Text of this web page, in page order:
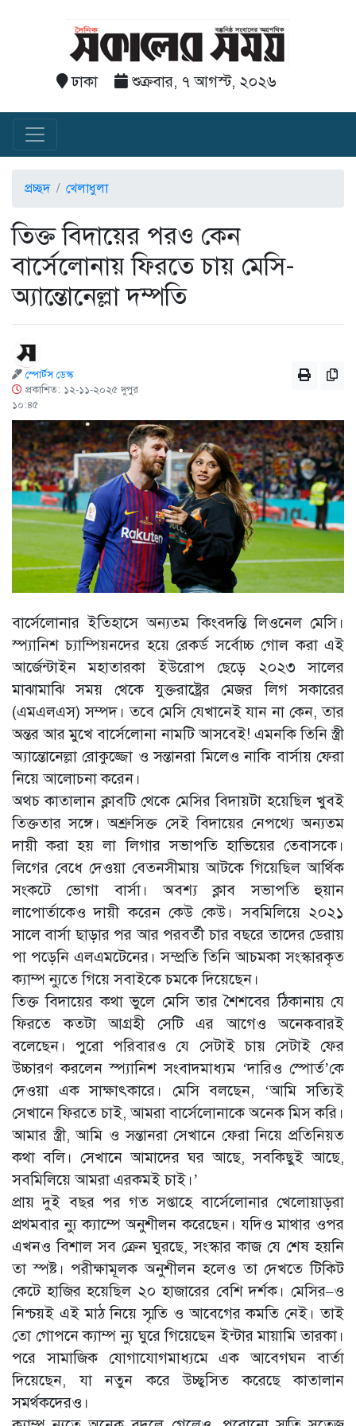
ঢাকা শুক্রবার, ৭ আগস্ট, ২০২৬
প্রচ্ছদ খেলাধুলা
তিক্ত বিদায়ের পরও কেন
বার্সেলোনায় ফিরতে চায় মেসি-
অ্যান্তোনেল্লা দম্পতি
স্পোর্টস ডেস্ক
প্রকাশিত: ১২-১১-২০২৫ দুপুর
১০:৪৫
বার্সেলোনার ইতিহাসে অন্যতম কিংবদন্তি লিওনেল মেসি।
স্প্যানিশ চ্যাম্পিয়নদের হয়ে রেকর্ড সর্বোচ্চ গোল করা এই
আর্জেন্টাইন মহাতারকা ইউরোপ ছেড়ে ২০২৩ সালের
মাঝামাঝি সময় থেকে যুক্তরাষ্ট্রের মেজর লিগ সকারের
(এমএলএস) সম্পদ। তবে মেসি যেখানেই যান না কেন, তার
অন্তর আর মুখে বার্সেলোনা নামটি আসবেই! এমনকি তিনি স্ত্রী
অ্যান্তোনেল্লা রোকুজ্জো ও সন্তানরা মিলেও নাকি বার্সায় ফেরা
নিয়ে আলোচনা করেন।
অথচ কাতালান ক্লাবটি থেকে মেসির বিদায়টা হয়েছিল খুবই
তিক্ততার সঙ্গে। অশ্রুসিক্ত সেই বিদায়ের নেপথ্যে অন্যতম
দায়ী করা হয় লা লিগার সভাপতি হাভিয়ের তেবাসকে।
লিগের বেধে দেওয়া বেতনসীমায় আটকে গিয়েছিল আর্থিক
সংকটে ভোগা বার্সা। অবশ্য ক্লাব সভাপতি হুয়ান
লাপোর্তাকেও দায়ী করেন কেউ কেউ। সবমিলিয়ে ২০২১
সালে বার্সা ছাড়ার পর আর পরবর্তী চার বছরে তাদের ডেরায়
পা পড়েনি এলএমটেনের। সম্প্রতি তিনি আচমকা ‍সংস্কারকৃত
ক্যাম্প ন্যুতে গিয়ে সবাইকে চমকে দিয়েছেন।
তিক্ত বিদায়ের কথা ভুলে মেসি তার শৈশবের ঠিকানায় যে
ফিরতে কতটা আগ্রহী সেটি এর আগেও অনেকবারই
বলেছেন। পুরো পরিবারও যে সেটাই চায় সেটাই ফের
উচ্চারণ করলেন স্প্যানিশ সংবাদমাধ্যম ‘দারিও স্পোর্ত’কে
দেওয়া এক সাক্ষাৎকারে। মেসি বলছেন, ‘আমি সত্যিই
সেখানে ফিরতে চাই, আমরা বার্সেলোনাকে অনেক মিস করি।
আমার স্ত্রী, আমি ও সন্তানরা সেখানে ফেরা নিয়ে প্রতিনিয়ত
কথা বলি। সেখানে আমাদের ঘর আছে, সবকিছুই আছে,
সবমিলিয়ে আমরা এরকমই চাই।’
প্রায় দুই বছর পর গত সপ্তাহে বার্সেলোনার খেলোয়াড়রা
প্রথমবার ন্যু ক্যাম্পে অনুশীলন করেছেন। যদিও মাথার ওপর
এখনও বিশাল সব ক্রেন ঘুরছে, সংস্কার কাজ যে শেষ হয়নি
তা স্পষ্ট। পরীক্ষামূলক অনুশীলন হলেও তা দেখতে টিকিট
কেটে হাজির হয়েছিল ২০ হাজারের বেশি দর্শক। মেসির–ও
নিশ্চয়ই এই মাঠ নিয়ে স্মৃতি ও আবেগের কমতি নেই। তাই
তো গোপনে ক্যাম্প ন্যু ঘুরে গিয়েছেন ইন্টার মায়ামি তারকা।
পরে সামাজিক যোগাযোগমাধ্যমে এক আবেগঘন বার্তা
দিয়েছেন, যা নতুন করে উচ্ছ্বসিত করেছে কাতালান
সমর্থকদেরও।